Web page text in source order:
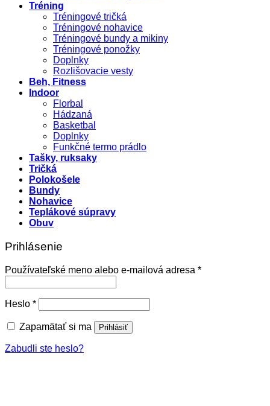
Tréning
Tréningové tričká
Tréningové nohavice
Tréningové bundy a mikiny
Tréningové ponožky
Doplnky
Rozlišovacie vesty
Beh, Fitness
Indoor
Florbal
Hádzaná
Basketbal
Doplnky
Funkčné termo prádlo
Tašky, ruksaky
Tričká
Polokošele
Bundy
Nohavice
Teplákové súpravy
Obuv
Prihlásenie
Používateľské meno alebo e-mailová adresa *Povinné
Heslo *Povinné
Zapamätať si ma Prihlásiť
Zabudli ste heslo?